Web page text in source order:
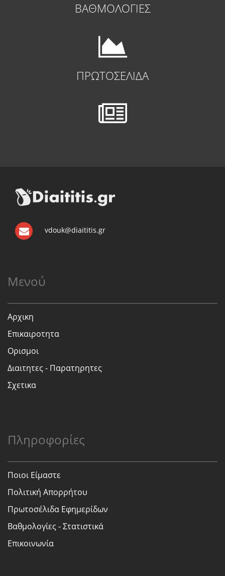
ΒΑΘΜΟΛΟΓΙΕΣ
ΠΡΩΤΟΣΕΛΙΔΑ
vdouk@diaititis.gr
Μενού
Αρχικη
Επικαιροτητα
Ορισμοι
Διαιτητες - Παρατηρητες
Σχετικα
Πληροφορίες
Ποιοι Είμαστε
Πολιτική Απορρήτου
Πρωτοσέλιδα Εφημερίδων
Βαθμολογίες - Στατιστικά
Επικοινωνία